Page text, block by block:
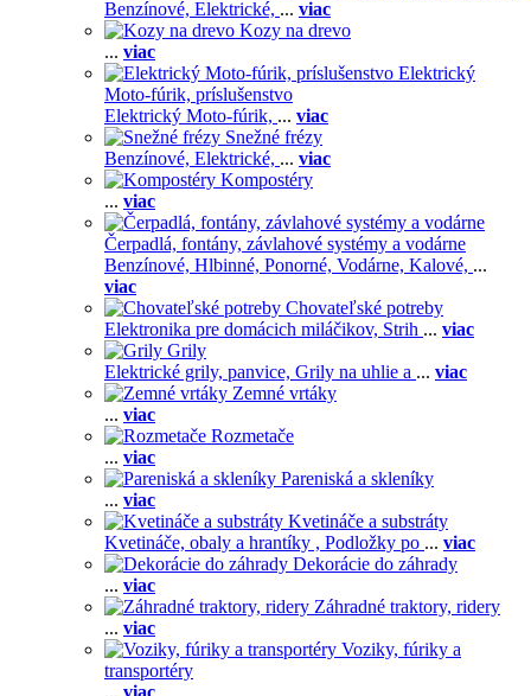
Benzínové, Elektrické, ... viac
Kozy na drevo
... viac
Elektrický
Moto-fúrik, príslušenstvo
Elektrický Moto-fúrik, ... viac
Snežné frézy
Benzínové, Elektrické, ... viac
Kompostéry
... viac
Čerpadlá, fontány, závlahové systémy a vodárne
Benzínové, Hlbinné, Ponorné, Vodárne, Kalové, ...
viac
Chovateľské potreby
Elektronika pre domácich miláčikov, Strih ... viac
Grily
Elektrické grily, panvice, Grily na uhlie a ... viac
Zemné vrtáky
... viac
Rozmetače
... viac
Pareniská a skleníky
... viac
Kvetináče a substráty
Kvetináče, obaly a hrantíky , Podložky po ... viac
Dekorácie do záhrady
... viac
Záhradné traktory, ridery
... viac
Voziky, fúriky a
transportéry
... viac